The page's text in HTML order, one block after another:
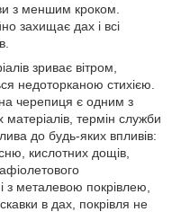
з меншим кроком.
захищає дах і всі
зриває вітром,
недоторканою стихією.
черепиця є одним з
матеріалів, термін служби
до будь-яких впливів:
кислотних дощів,
з металевою покрівлею,
в дах, покрівля не